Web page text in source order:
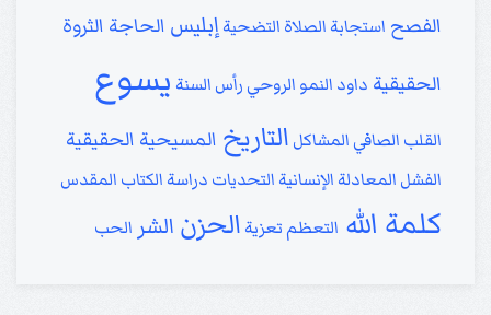
الفصح استجابة الصلاة التضحيةإبليس الحاجة الثروة
الحقيقية داود النمو الروحي رأس السنة يسوع
القلب الصافي المشاكل التاريخ المسيحية الحقيقية
الفشل المعادلة الإنسانية التحديات دراسة الكتاب المقدس
كلمة الله التعظم تعزية الحزن الشر الحب